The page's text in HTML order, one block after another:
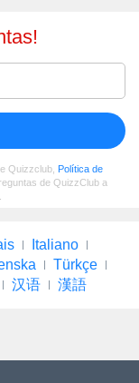
Quizzclub, Política de
de QuizzClub a
Italiano
Türkçe
汉语 漢語